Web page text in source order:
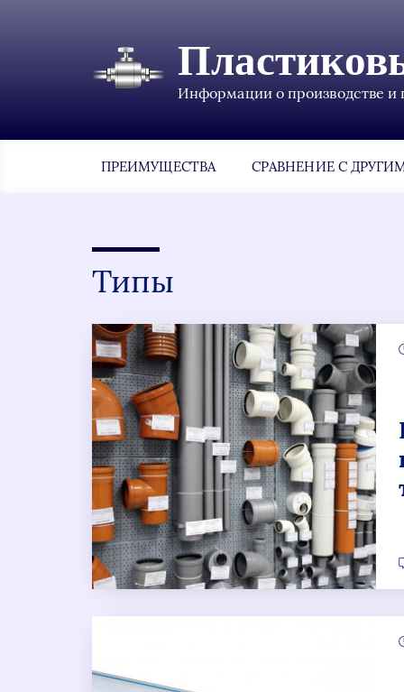
Информации о производстве и
ПРЕИМУЩЕСТВА СРАВНЕНИЕ С
Типы